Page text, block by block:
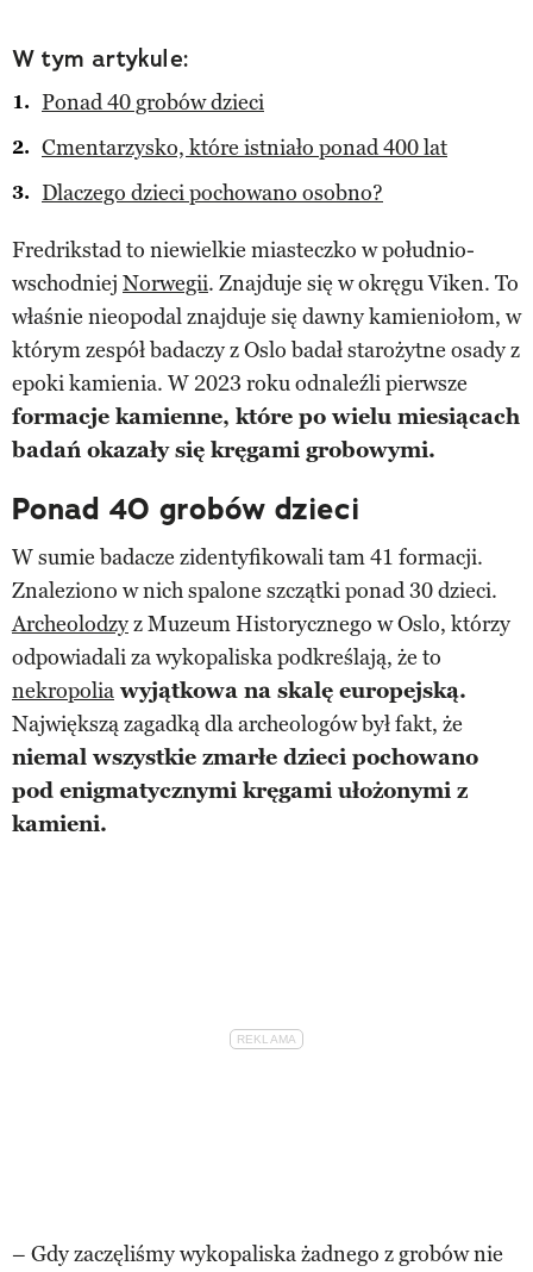
W tym artykule:
Ponad 40 grobów dzieci
Cmentarzysko, które istniało ponad 400 lat
Dlaczego dzieci pochowano osobno?
Fredrikstad to niewielkie miasteczko w południo-
wschodniej Norwegii. Znajduje się w okręgu Viken. To
właśnie nieopodal znajduje się dawny kamieniołom, w
którym zespół badaczy z Oslo badał starożytne osady z
epoki kamienia. W 2023 roku odnaleźli pierwsze
formacje kamienne, które po wielu miesiącach
badań okazały się kręgami grobowymi.
Ponad 40 grobów dzieci
W sumie badacze zidentyfikowali tam 41 formacji.
Znaleziono w nich spalone szczątki ponad 30 dzieci.
Archeolodzyz Muzeum Historycznego w Oslo, którzy
odpowiadali za wykopaliska podkreślają, że to
nekropolia wyjątkowa na skalę europejską.
Największą zagadką dla archeologów był fakt, że
niemal wszystkie zmarłe dzieci pochowano
pod enigmatycznymi kręgami ułożonymi z
kamieni.
– Gdy zaczęliśmy wykopaliska żadnego z grobów nie